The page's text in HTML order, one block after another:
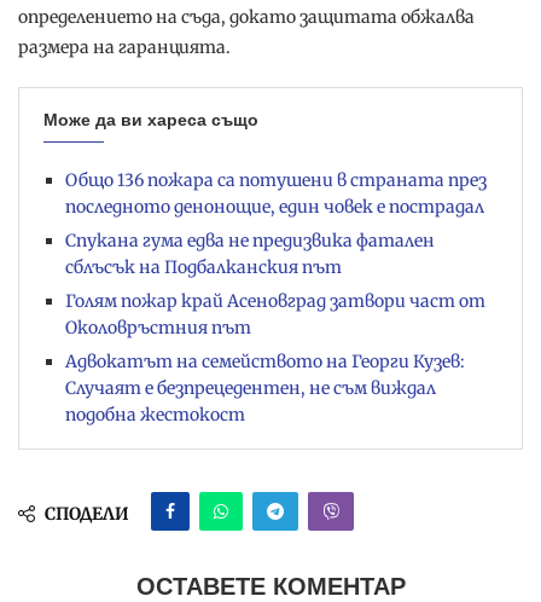
определението на съда, докато защитата обжалва
размера на гаранцията.
Може да ви хареса също
Общо 136 пожара са потушени в страната през
последното денонощие, един човек е пострадал
Спукана гума едва не предизвика фатален
сблъсък на Подбалканския път
Голям пожар край Асеновград затвори част от
Околовръстния път
Адвокатът на семейството на Георги Кузев:
Случаят е безпрецедентен, не съм виждал
подобна жестокост
СПОДЕЛИ
ОСТАВЕТЕ КОМЕНТАР